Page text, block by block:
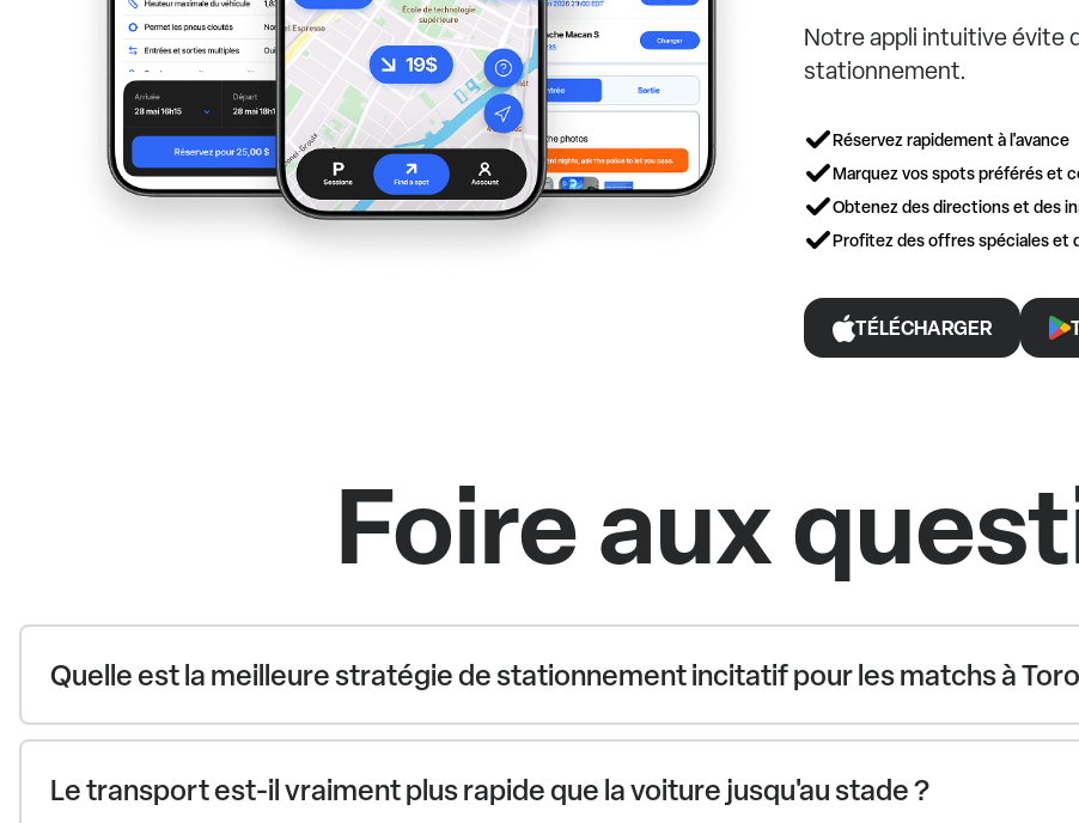
Notre appli intuitive évite
stationnement.
Réservez rapidement à l'avance
Marquez vos spots préférés et
Obtenez des directions et des
Profitez des offres spéciales et
TÉLÉCHARGER
Foire aux
Quelle est la meilleure stratégie de stationnement incitatif pour les matchs à
Le transport est-il vraiment plus rapide que la voiture jusqu'au stade ?